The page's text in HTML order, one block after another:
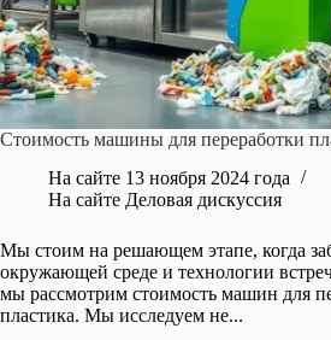
Стоимость машины для переработки
На сайте 13 ноября 2024 года
На сайте Деловая дискуссия
Мы стоим на решающем этапе, когда
окружающей среде и технологии
мы рассмотрим стоимость машин для
пластика. Мы исследуем не...